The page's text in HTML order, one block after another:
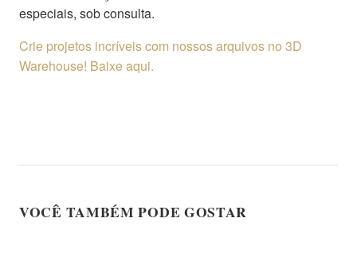
especiais, sob consulta.
Crie projetos incríveis com nossos arquivos no 3D
Warehouse! Baixe aqui.
VOCÊ TAMBÉM PODE GOSTAR